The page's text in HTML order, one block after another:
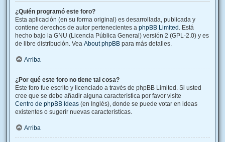
¿Quién programó este foro?
Esta aplicación (en su forma original) es desarrollada, publicada y
contiene derechos de autor pertenecientes a phpBB Limited . Está
hecho bajo la GNU (Licencia Pública General) versión 2 (GPL-2.0) y es
de libre distribución. Vea About phpBB para más detalles.
Arriba
¿Por qué este foro no tiene tal cosa?
Este foro fue escrito y licenciado a través de phpBB Limited. Si usted
cree que se debe añadir alguna característica por favor visite
Centro de phpBB Ideas (en Inglés), donde se puede votar en ideas
existentes o sugerir nuevas características.
Arriba